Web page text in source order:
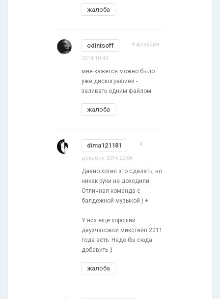
жалоба
odintsoff 4 декабря
2014 10:42
мне кажется можно было
уже дискографией -
заливать одним файлом
жалоба
dima121181 4
декабря 2014 22:04
Давно хотел это сделать, но
никак руки не доходили.
Отличная команда с
балдежной музыкой ) +
У них еще хороший
двухчасовой микстейп 2011
года есть. Надо бы сюда
добавить ;)
жалоба